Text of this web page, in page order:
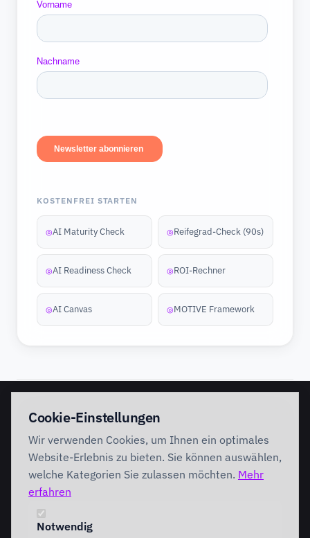
KOSTENFREI STARTEN
◎AI Maturity Check ◎Reifegrad-Check (90s)
◎AI Readiness Check ◎ROI-Rechner
◎AI Canvas ◎MOTIVE Framework
Discovery Workshop
Förderung
INTERVENTION
AI Intervention
AI Governance
Foundation
Performing
Branchenlösungen
Cookie-Einstellungen
Wir verwenden Cookies, um Ihnen ein optimales
Website-Erlebnis zu bieten. Sie können auswählen,
welche Kategorien Sie zulassen möchten. Mehr
erfahren
Notwendig